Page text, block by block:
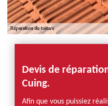
Devis de
Cuing.
Afin que vous puissiez